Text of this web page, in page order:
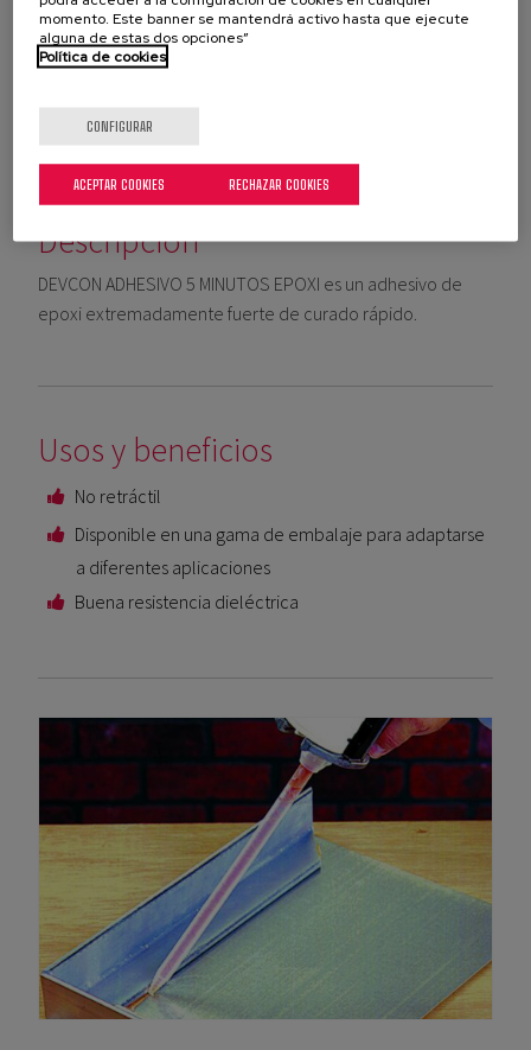
SOLICITAR UN PRESUPUESTO
Descripción
DEVCON ADHESIVO 5 MINUTOS EPOXI es un adhesivo de
epoxi extremadamente fuerte de curado rápido.
Usos y beneficios
No retráctil
Disponible en una gama de embalaje para adaptarse
a diferentes aplicaciones
Buena resistencia dieléctrica
momento. Este banner se mantendrá activo hasta que ejecute
alguna de estas dos opciones”
Política de cookies
CONFIGURAR
RECHAZAR COOKIES
ACEPTAR COOKIES